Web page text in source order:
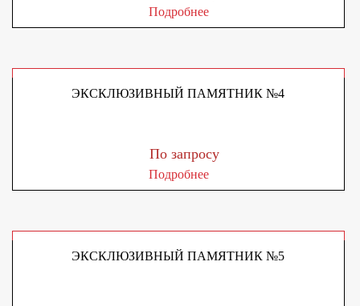
Подробнее
ЭКСКЛЮЗИВНЫЙ ПАМЯТНИК №4
По запросу
Подробнее
ЭКСКЛЮЗИВНЫЙ ПАМЯТНИК №5